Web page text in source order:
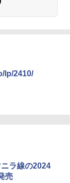
2026～2027 地
)
幅200 2-3人用 43
チ アウトドアパ
レー 熊スプレー
マ対策スプレー 30
（連続噴射15
lp/2410/
ラ線の2024
売